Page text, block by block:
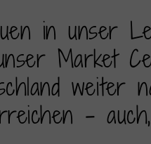
in unser
Market
–